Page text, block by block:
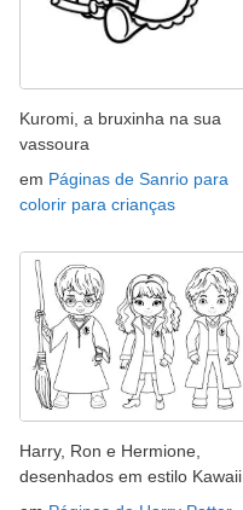
Kuromi, a bruxinha na sua
vassoura
em Páginas de Sanrio para
colorir para crianças
Harry, Ron e Hermione,
desenhados em estilo Kawaii